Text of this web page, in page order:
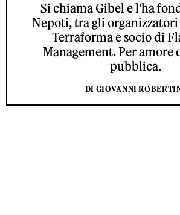
Si chiama Gibel e l'ha
Nepoti, tra gli
Terraforma e socio di
Management. Per amore
pubblica.
DI GIOVANNI